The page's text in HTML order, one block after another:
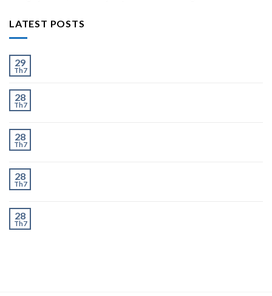
LATEST POSTS
29
Th7
28
Th7
28
Th7
28
Th7
28
Th7